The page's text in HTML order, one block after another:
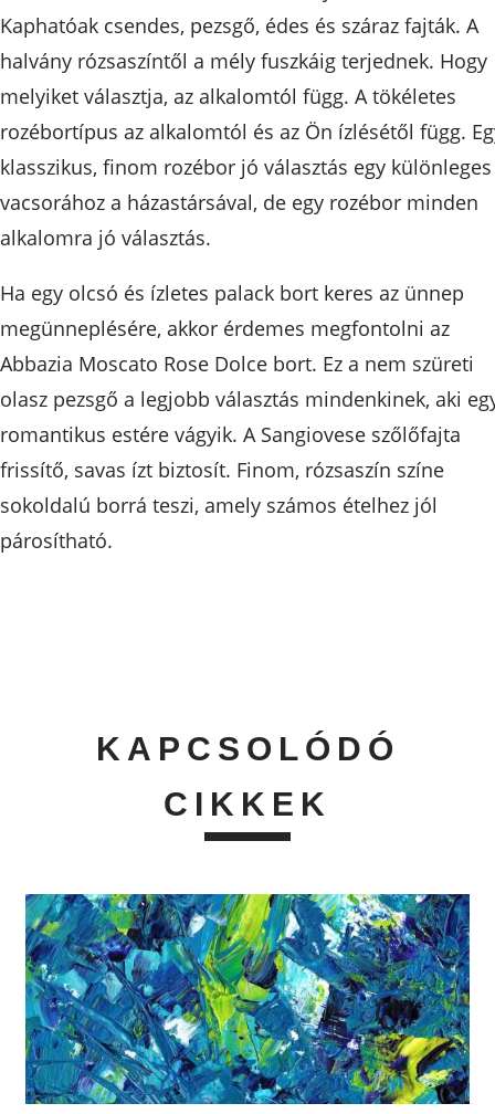
Kaphatóak csendes, pezsgő, édes és száraz fajták. A
halvány rózsaszíntől a mély fuszkáig terjednek. Hogy
melyiket választja, az alkalomtól függ. A tökéletes
rozébortípus az alkalomtól és az Ön ízlésétől függ.
klasszikus, finom rozébor jó választás egy különleges
vacsorához a házastársával, de egy rozébor minden
alkalomra jó választás.
Ha egy olcsó és ízletes palack bort keres az ünnep
megünneplésére, akkor érdemes megfontolni az
Abbazia Moscato Rose Dolce bort. Ez a nem szüreti
olasz pezsgő a legjobb választás mindenkinek, aki
romantikus estére vágyik. A Sangiovese szőlőfajta
frissítő, savas ízt biztosít. Finom, rózsaszín színe
sokoldalú borrá teszi, amely számos ételhez jól
párosítható.
KAPCSOLÓDÓ
CIKKEK